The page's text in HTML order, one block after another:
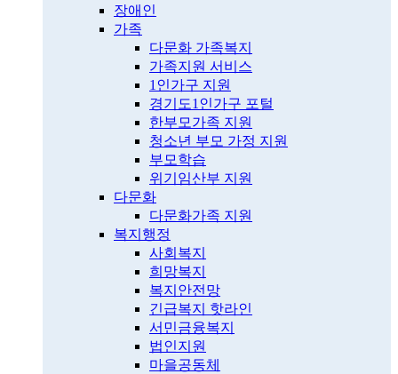
장애인
가족
다문화 가족복지
가족지원 서비스
1인가구 지원
경기도1인가구 포털
한부모가족 지원
청소년 부모 가정 지원
부모학습
위기임산부 지원
다문화
다문화가족 지원
복지행정
사회복지
희망복지
복지안전망
긴급복지 핫라인
서민금융복지
법인지원
마을공동체